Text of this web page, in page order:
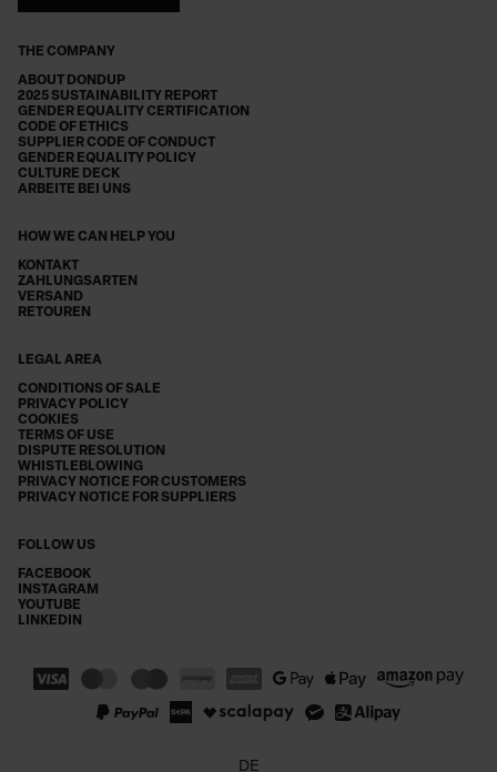
THE COMPANY
ABOUT DONDUP
2025 SUSTAINABILITY REPORT
GENDER EQUALITY CERTIFICATION
CODE OF ETHICS
SUPPLIER CODE OF CONDUCT
GENDER EQUALITY POLICY
CULTURE DECK
ARBEITE BEI UNS
HOW WE CAN HELP YOU
KONTAKT
ZAHLUNGSARTEN
VERSAND
RETOUREN
LEGAL AREA
CONDITIONS OF SALE
PRIVACY POLICY
COOKIES
TERMS OF USE
DISPUTE RESOLUTION
WHISTLEBLOWING
PRIVACY NOTICE FOR CUSTOMERS
PRIVACY NOTICE FOR SUPPLIERS
FOLLOW US
FACEBOOK
INSTAGRAM
YOUTUBE
LINKEDIN
DE